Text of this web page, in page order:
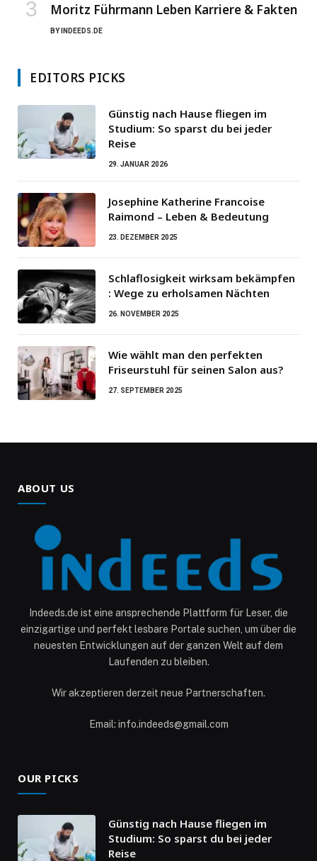
Moritz Führmann Leben Karriere & Fakten
BY INDEEDS.DE
EDITORS PICKS
Günstig nach Hause fliegen im
Studium: So sparst du bei jeder
Reise
29. JANUAR 2026
Josephine Katherine Francoise
Raimond – Leben & Bedeutung
23. DEZEMBER 2025
Schlaflosigkeit wirksam bekämpfen
: Wege zu erholsamen Nächten
26. NOVEMBER 2025
Wie wählt man den perfekten
Friseurstuhl für seinen Salon aus?
27. SEPTEMBER 2025
ABOUT US
Indeeds.de ist eine ansprechende Plattform für Leser, die
einzigartige und perfekt lesbare Portale suchen, um über die
neuesten Entwicklungen auf der ganzen Welt auf dem
Laufenden zu bleiben.
Wir akzeptieren derzeit neue Partnerschaften.
Email: info.indeeds@gmail.com
OUR PICKS
Günstig nach Hause fliegen im
Studium: So sparst du bei jeder
Reise